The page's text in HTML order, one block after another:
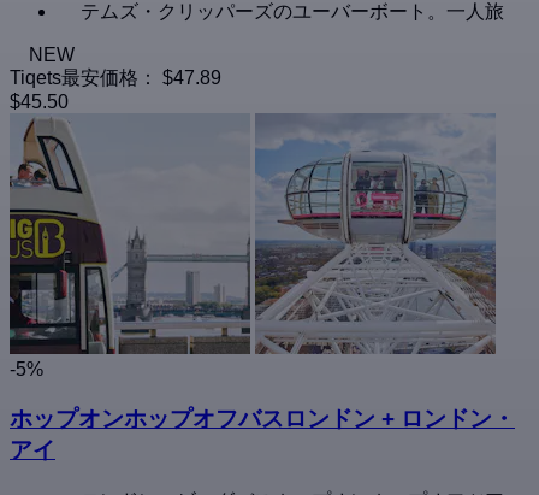
テムズ・クリッパーズのユーバーボート。一人旅
NEW
Tiqets最安価格：
$47.89
$45.50
-5%
ホップオンホップオフバスロンドン + ロンドン・
アイ